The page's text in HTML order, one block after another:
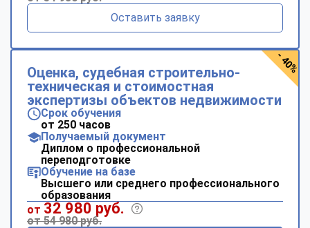
Оставить заявку
Оценка, судебная строительно-
техническая и стоимостная
экспертизы объектов недвижимости
Срок обучения
от 250 часов
Получаемый документ
Диплом о профессиональной
переподготовке
Обучение на базе
Высшего или среднего профессионального
образования
от 32 980 руб.
от 54 980 руб.
- 40%